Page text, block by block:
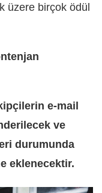
üzere birçok ödül
e-mail
ve
durumunda
eklenecektir.